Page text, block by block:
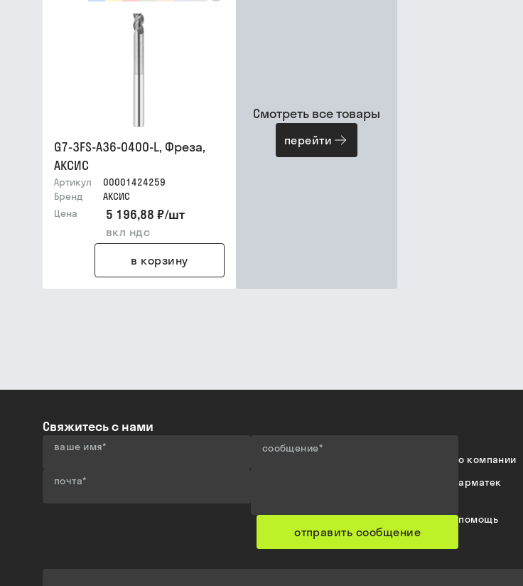
G7-3FS-A36-0400-L, Фреза,
АКСИС
Артикул
00001424259
Бренд
АКСИС
Цена
5 196,88 ₽/шт
вкл ндс
в корзину
Смотреть все товары
перейти
Свяжитесь с нами
ваше имя*
почта*
сообщение*
отправить сообщение
о компании
арматек
помощь